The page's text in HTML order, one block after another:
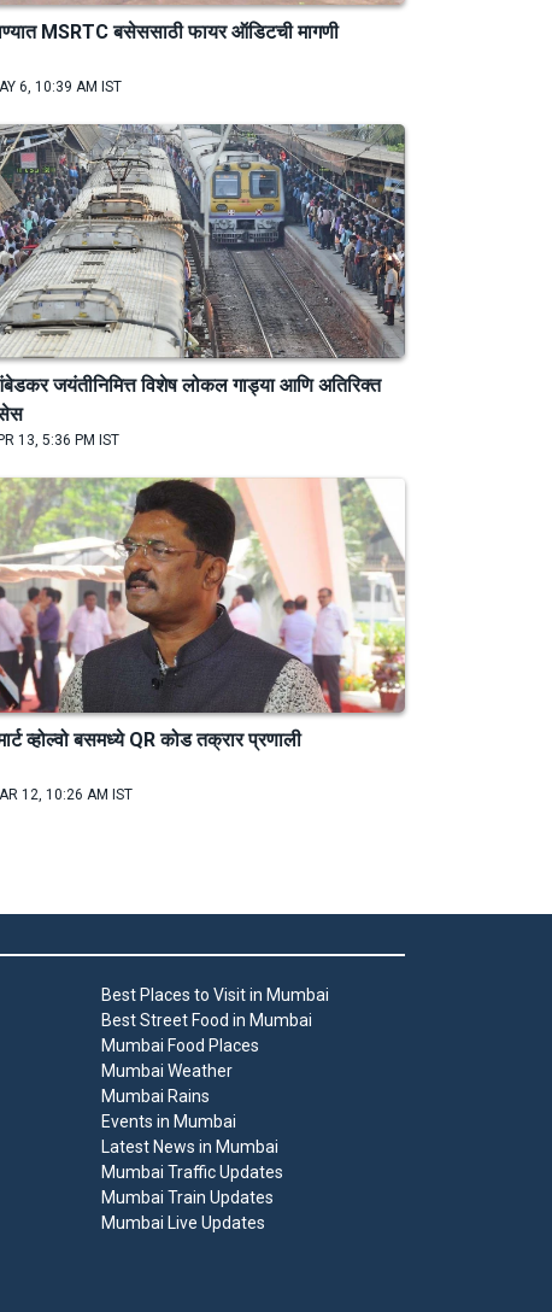
MSRTC बसेससाठी फायर ऑडिटची मागणी
6, 10:39 AM IST
जयंतीनिमित्त विशेष लोकल गाड्या आणि अतिरिक्त
13, 5:36 PM IST
व्होल्वो बसमध्ये QR कोड तक्रार प्रणाली
12, 10:26 AM IST
Best Places to Visit in Mumbai
Best Street Food in Mumbai
Mumbai Food Places
Mumbai Weather
Mumbai Rains
Events in Mumbai
Latest News in Mumbai
Mumbai Traffic Updates
Mumbai Train Updates
Mumbai Live Updates